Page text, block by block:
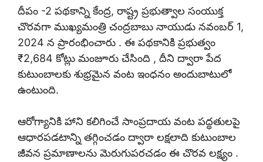
దీపం -2 పథకాన్ని కేంద్ర, రాష్ట్ర ప్రభుత్వాల సంయుక్త
చొరవగా ముఖ్యమంత్రి చంద్రబాబు నాయుడు నవంబర్ 1,
2024 న ప్రారంభించారు . ఈ పథకానికి ప్రభుత్వం
₹2,684 కోట్లు మంజూరు చేసింది , దీని ద్వారా పేద
కుటుంబాలకు శుభ్రమైన వంట ఇంధనం అందుబాటులో
ఉంటుంది.
ఆరోగ్యానికి హాని కలిగించే సాంప్రదాయ వంట పద్ధతులపై
ఆధారపడటాన్ని తగ్గించడం ద్వారా లక్షలాది కుటుంబాల
జీవన ప్రమాణాలను మెరుగుపరచడం ఈ చొరవ లక్ష్యం .